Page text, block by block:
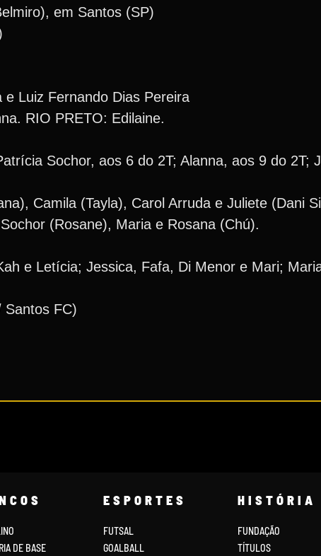
em Santos (SP)
Luiz Fernando Dias Pereira
RIO PRETO: Edilaine.
Sochor, aos 6 do 2T; Alanna, aos 9 do 2T;
Camila (Tayla), Carol Arruda e Juliete (Dani
(Rosane), Maria e Rosana (Chú).
e Letícia; Jessica, Fafa, Di Menor e Mari;
Santos FC)
DE BASE
ESPORTES
FUTSAL
GOALBALL
HISTÓRIA
FUNDAÇÃO
TÍTULOS